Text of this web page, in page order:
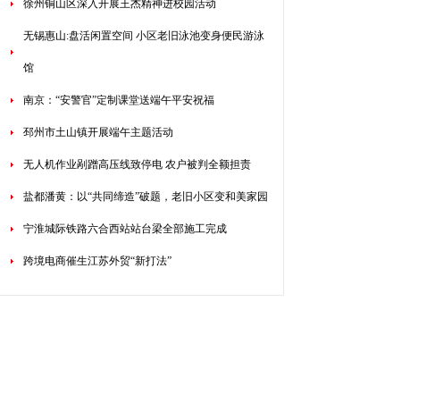
徐州铜山区深入开展王杰精神进校园活动
无锡惠山:盘活闲置空间 小区老旧泳池变身便民游泳
馆
南京：“安警官”定制课堂送端午平安祝福
邳州市土山镇开展端午主题活动
无人机作业剐蹭高压线致停电 农户被判全额担责
盐都潘黄：以“共同缔造”破题，老旧小区变和美家园
宁淮城际铁路六合西站站台梁全部施工完成
跨境电商催生江苏外贸“新打法”